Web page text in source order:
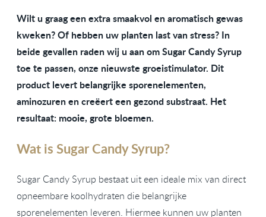
Wilt u graag een extra smaakvol en aromatisch gewas
kweken? Of hebben uw planten last van stress? In
beide gevallen raden wij u aan om Sugar Candy Syrup
toe te passen, onze nieuwste groeistimulator. Dit
product levert belangrijke sporenelementen,
aminozuren en creëert een gezond substraat. Het
resultaat: mooie, grote bloemen.
Wat is Sugar Candy Syrup?
Sugar Candy Syrup bestaat uit een ideale mix van direct
opneembare koolhydraten die belangrijke
sporenelementen leveren. Hiermee kunnen uw planten